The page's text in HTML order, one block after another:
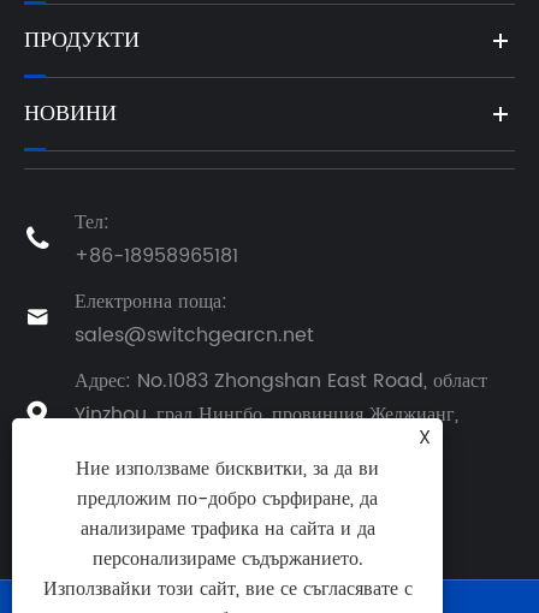
ПРОДУКТИ
НОВИНИ

Тел:
+86-18958965181

Електронна поща:
sales@switchgearcn.net

Адрес: No.1083 Zhongshan East Road, област
Yinzhou, град Нингбо, провинция Жеджианг,
X
Ние използваме бисквитки, за да ви
предложим по-добро сърфиране, да
анализираме трафика на сайта и да
персонализираме съдържанието.
Използвайки този сайт, вие се съгласявате с